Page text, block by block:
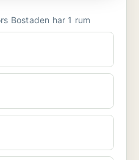
Lägenhet att hyra i Kramfors Bostaden har 1 rum